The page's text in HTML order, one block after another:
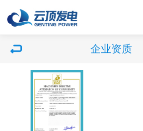
企业资质